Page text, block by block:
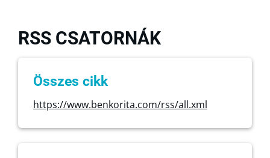
RSS CSATORNÁK
Összes cikk
https://www.benkorita.com/rss/all.xml